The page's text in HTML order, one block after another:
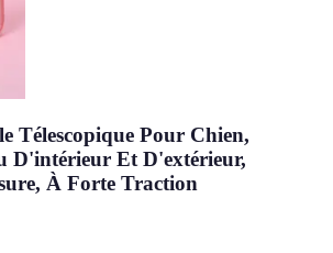
Télescopique Pour Chien,
D'intérieur Et D'extérieur,
À Forte Traction